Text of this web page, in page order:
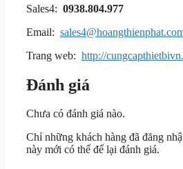
Sales4: 0938.804.977
Email:
Trang web: http://
Đánh giá
Chưa có đánh giá nào.
Chỉ những khách hàng đã đăng
này mới có thể để lại đánh giá.